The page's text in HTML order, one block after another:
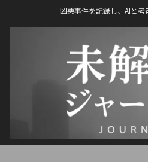
凶悪事件を記録し、AIと考